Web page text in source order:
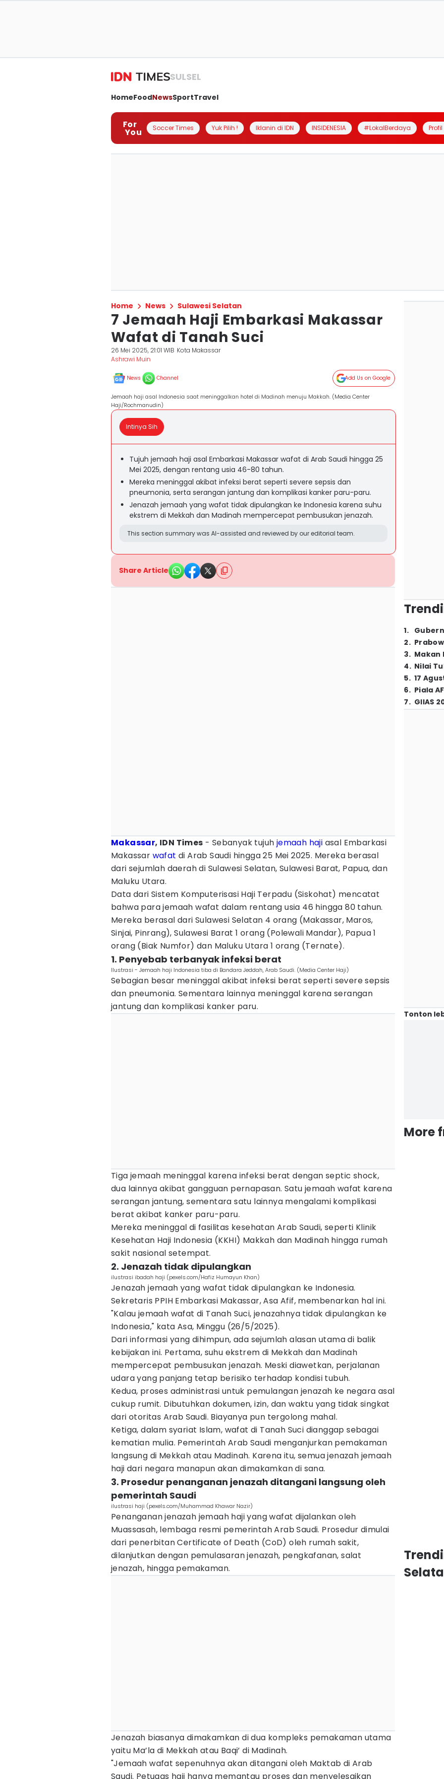
SULSEL
HomeFoodNewsSportTravel
For
You Soccer Times Yuk Pilih ! Iklanin di IDN INSIDENESIA #LokalBerdaya
Home News Sulawesi Selatan
7 Jemaah Haji Embarkasi Makassar
Wafat di Tanah Suci
26 Mei 2025, 21:01 WIB Kota Makassar
Ashrawi Muin
News Channel Add Us on Google
Jemaah haji asal Indonesia saat meninggalkan hotel di Madinah menuju Makkah. (Media Center
Haji/Rochmanudin)
Intinya Sih
Tujuh jemaah haji asal Embarkasi Makassar wafat di Arab Saudi hingga 25
Mei 2025, dengan rentang usia 46-80 tahun.
Mereka meninggal akibat infeksi berat seperti severe sepsis dan
pneumonia, serta serangan jantung dan komplikasi kanker paru-paru.
Jenazah jemaah yang wafat tidak dipulangkan ke Indonesia karena suhu
ekstrem di Mekkah dan Madinah mempercepat pembusukan jenazah.
This section summary was AI-assisted and reviewed by our editorial team.
Share Article
Makassar, IDN Times - Sebanyak tujuh jemaah haji asal Embarkasi
Makassar wafat di Arab Saudi hingga 25 Mei 2025. Mereka berasal
dari sejumlah daerah di Sulawesi Selatan, Sulawesi Barat, Papua, dan
Maluku Utara.
Data dari Sistem Komputerisasi Haji Terpadu (Siskohat) mencatat
bahwa para jemaah wafat dalam rentang usia 46 hingga 80 tahun.
Mereka berasal dari Sulawesi Selatan 4 orang (Makassar, Maros,
Sinjai, Pinrang), Sulawesi Barat 1 orang (Polewali Mandar), Papua 1
orang (Biak Numfor) dan Maluku Utara 1 orang (Ternate).
1. Penyebab terbanyak infeksi berat
Ilustrasi - Jemaah haji Indonesia tiba di Bandara Jeddah, Arab Saudi. (Media Center Haji)
Sebagian besar meninggal akibat infeksi berat seperti severe sepsis
dan pneumonia. Sementara lainnya meninggal karena serangan
jantung dan komplikasi kanker paru.
Tiga jemaah meninggal karena infeksi berat dengan septic shock,
dua lainnya akibat gangguan pernapasan. Satu jemaah wafat karena
serangan jantung, sementara satu lainnya mengalami komplikasi
berat akibat kanker paru-paru.
Mereka meninggal di fasilitas kesehatan Arab Saudi, seperti Klinik
Kesehatan Haji Indonesia (KKHI) Makkah dan Madinah hingga rumah
sakit nasional setempat.
2. Jenazah tidak dipulangkan
ilustrasi ibadah haji (pexels.com/Hafiz Humayun Khan)
Jenazah jemaah yang wafat tidak dipulangkan ke Indonesia.
Sekretaris PPIH Embarkasi Makassar, Asa Afif, membenarkan hal ini.
"Kalau jemaah wafat di Tanah Suci, jenazahnya tidak dipulangkan ke
Indonesia," kata Asa, Minggu (26/5/2025).
Dari informasi yang dihimpun, ada sejumlah alasan utama di balik
kebijakan ini. Pertama, suhu ekstrem di Mekkah dan Madinah
mempercepat pembusukan jenazah. Meski diawetkan, perjalanan
udara yang panjang tetap berisiko terhadap kondisi tubuh.
Kedua, proses administrasi untuk pemulangan jenazah ke negara asal
cukup rumit. Dibutuhkan dokumen, izin, dan waktu yang tidak singkat
dari otoritas Arab Saudi. Biayanya pun tergolong mahal.
Ketiga, dalam syariat Islam, wafat di Tanah Suci dianggap sebagai
kematian mulia. Pemerintah Arab Saudi menganjurkan pemakaman
langsung di Mekkah atau Madinah. Karena itu, semua jenazah jemaah
haji dari negara manapun akan dimakamkan di sana.
3. Prosedur penanganan jenazah ditangani langsung oleh
pemerintah Saudi
ilustrasi haji (pexels.com/Muhammad Khawar Nazir)
Penanganan jenazah jemaah haji yang wafat dijalankan oleh
Muassasah, lembaga resmi pemerintah Arab Saudi. Prosedur dimulai
dari penerbitan Certificate of Death (CoD) oleh rumah sakit,
dilanjutkan dengan pemulasaran jenazah, pengkafanan, salat
jenazah, hingga pemakaman.
Jenazah biasanya dimakamkan di dua kompleks pemakaman utama
yaitu Ma’la di Mekkah atau Baqi’ di Madinah.
"Jemaah wafat sepenuhnya akan ditangani oleh Maktab di Arab
Saudi. Petugas haji hanya memantau proses dan menyelesaikan
1.
2.
3. Makan
4. Nilai
5. 17
6. Piala
7. GIIAS
Tonton
More